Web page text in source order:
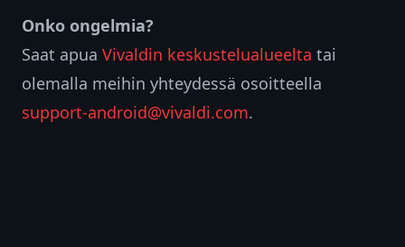
Onko ongelmia?
Saat apua Vivaldin keskustelualueelta tai
olemalla meihin yhteydessä osoitteella
support-android@vivaldi.com.